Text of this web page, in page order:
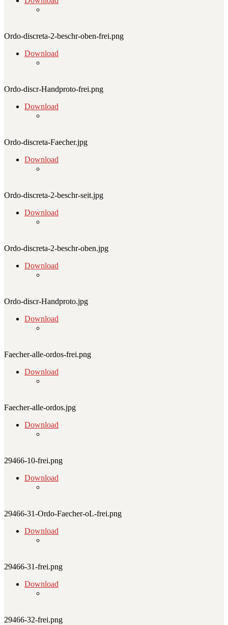
Ordo-discreta-2-beschr-oben-frei.png
Download
Ordo-discr-Handproto-frei.png
Download
Ordo-discreta-Faecher.jpg
Download
Ordo-discreta-2-beschr-seit.jpg
Download
Ordo-discreta-2-beschr-oben.jpg
Download
Ordo-discr-Handproto.jpg
Download
Faecher-alle-ordos-frei.png
Download
Faecher-alle-ordos.jpg
Download
29466-10-frei.png
Download
29466-31-Ordo-Faecher-oL-frei.png
Download
29466-31-frei.png
Download
29466-32-frei.png